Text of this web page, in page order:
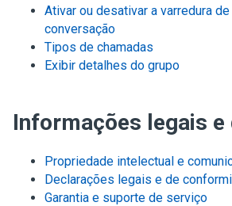
Ativar ou desativar a varredura
conversação
Tipos de chamadas
Exibir detalhes do grupo
Informações legais e
Propriedade intelectual e
Declarações legais e de
Garantia e suporte de serviço